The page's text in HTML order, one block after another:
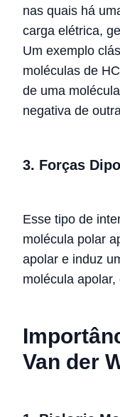
nas quais há
carga elétrica,
Um exemplo
moléculas de
de uma
negativa de
3. Forças
Esse tipo de
molécula polar
apolar e induz
molécula
Van der